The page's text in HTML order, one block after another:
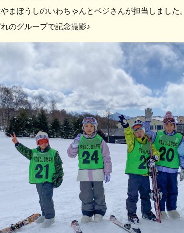
まぼうしのいわちゃんとベジさんが担当しました。
のグループで記念撮影♪